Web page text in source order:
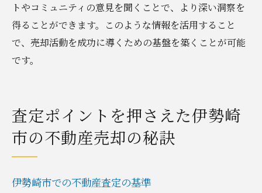
トやコミュニティの意見を聞くことで、より深い洞察を
得ることができます。このような情報を活用すること
で、売却活動を成功に導くための基盤を築くことが可能
です。
査定ポイントを押さえた伊勢崎
市の不動産売却の秘訣
伊勢崎市での不動産査定の基準